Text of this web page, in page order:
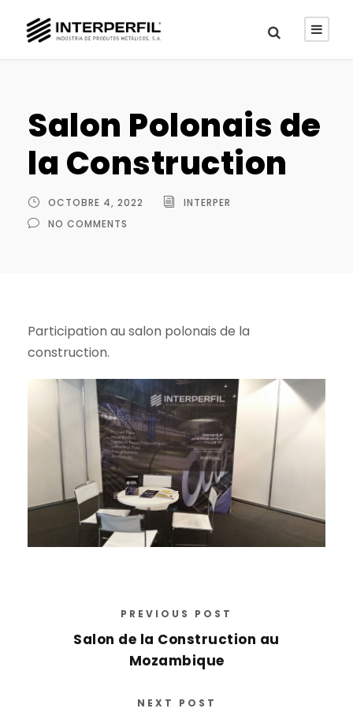
Salon Polonais de
la Construction
OCTOBRE 4, 2022
INTERPER
NO COMMENTS
Participation au salon polonais de la
construction.
PREVIOUS POST
Salon de la Construction au
Mozambique
NEXT POST